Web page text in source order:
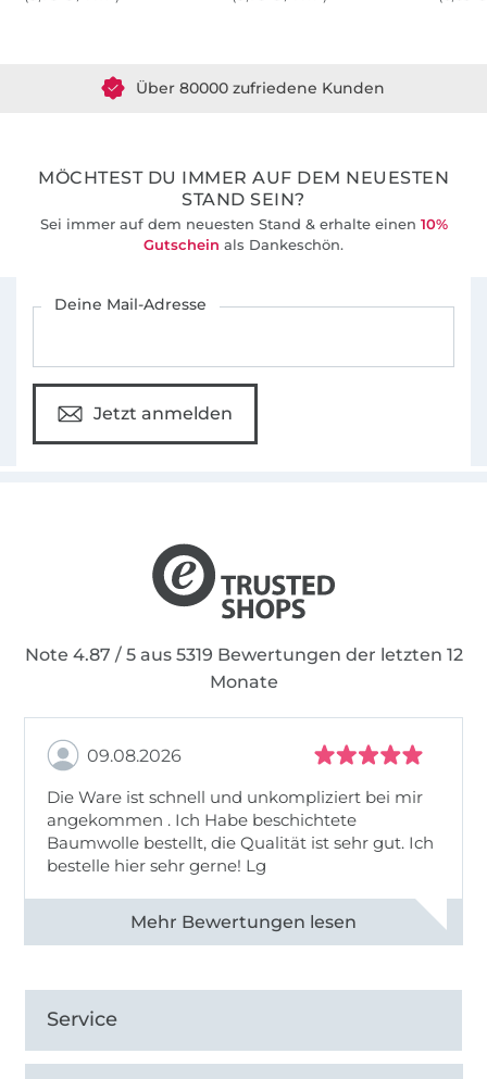
MÖCHTEST DU IMMER AUF DEM NEUESTEN
STAND SEIN?
Sei immer auf dem neuesten Stand & erhalte einen 10%
Gutschein als Dankeschön.
Deine Mail-Adresse
Jetzt anmelden
Note 4.87 / 5 aus 5319 Bewertungen der letzten 12
Monate
09.08.2026
Die Ware ist schnell und unkompliziert bei mir
angekommen . Ich Habe beschichtete
Baumwolle bestellt, die Qualität ist sehr gut. Ich
bestelle hier sehr gerne! Lg
Alle 83031 Bewertungen ansehen
Service